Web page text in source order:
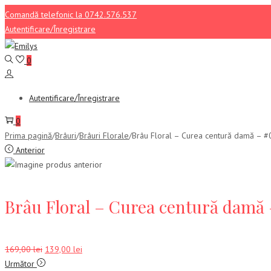
Comandă telefonic la 0742.576.537
Autentificare/Înregistrare
Sari
la
navigare
Sari
la
conținut
0
Autentificare/Înregistrare
0
Prima pagină/Brâuri/Brâuri Florale/Brâu Floral – Curea centură damă –
Anterior
Brâu Floral – Curea centură damă
169,00lei Prețul
inițial
139,00 lei
Următor